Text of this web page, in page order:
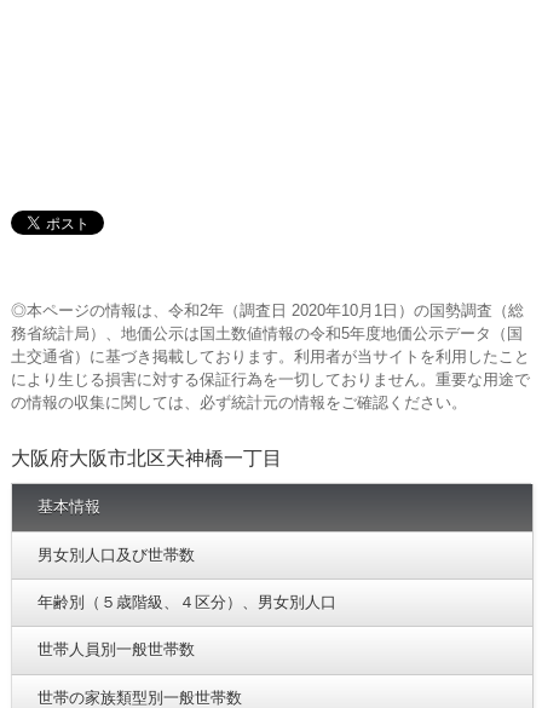
◎本ページの情報は、令和2年（調査日 2020年10月1日）の国勢調査（総
務省統計局）、地価公示は国土数値情報の令和5年度地価公示データ（国
土交通省）に基づき掲載しております。利用者が当サイトを利用したこと
により生じる損害に対する保証行為を一切しておりません。重要な用途で
の情報の収集に関しては、必ず統計元の情報をご確認ください。
大阪府大阪市北区天神橋一丁目
基本情報
男女別人口及び世帯数
年齢別（５歳階級、４区分）、男女別人口
世帯人員別一般世帯数
世帯の家族類型別一般世帯数